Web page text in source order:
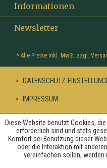
Informationen
Newsletter
* Alle Preise inkl. MwSt. zzgl.
DATENSCHUTZ-
IMPRESSUM
Diese Website benutzt Cookies,
erforderlich sind und stets
Komfort bei Benutzung dieser
oder die Interaktion mit
vereinfachen sollen, werden